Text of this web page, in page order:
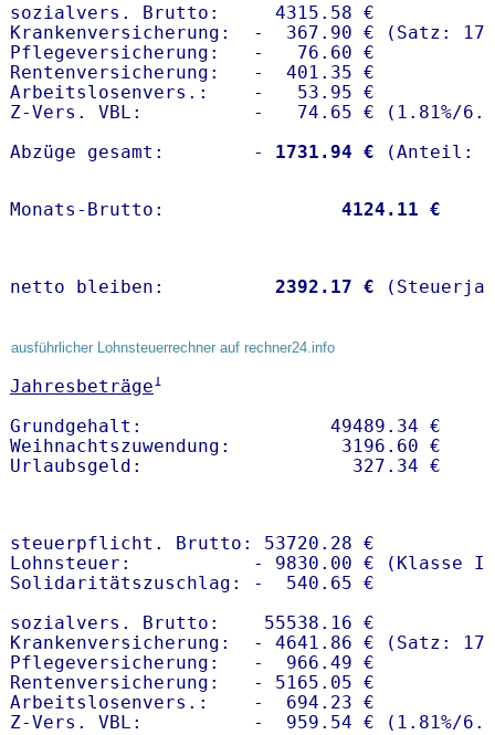
sozialvers. Brutto:     4315.58 €
Krankenversicherung:  -  367.90 € (Satz:
Pflegeversicherung:   -   76.60 €
Rentenversicherung:   -  401.35 €
Arbeitslosenvers.:    -   53.95 €
Z-Vers. VBL:          -   74.65 € ( 1.81%/
Abzüge gesamt:        -
1731.94 €
Monats-Brutto: 4124.11 €
netto bleiben: 2392.17 €
ausführlicher Lohnsteuerrechner auf rechner24.info
Jahresbeträge1
Grundgehalt:                 49489.34 €
Weihnachtszuwendung:          3196.60 €
steuerpflicht. Brutto: 53720.28 €
Lohnsteuer:           - 9830.00 € (Klasse I)
Solidaritätszuschlag: -  540.65 €
sozialvers. Brutto:    55538.16 €
Krankenversicherung:  - 4641.86 € (Satz:
Pflegeversicherung:   -  966.49 €
Rentenversicherung:   - 5165.05 €
Arbeitslosenvers.:    -  694.23 €
Z-Vers. VBL:          -  959.54 € ( 1.81%/